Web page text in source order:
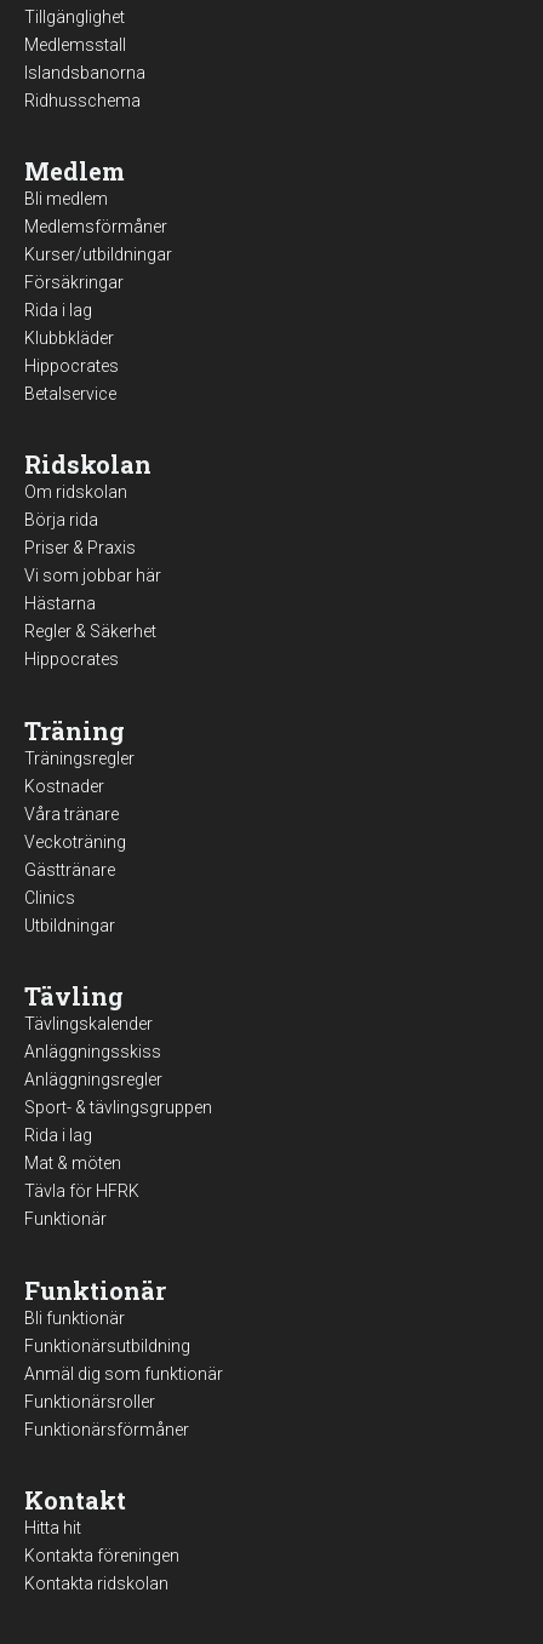
Tillgänglighet
Medlemsstall
Islandsbanorna
Ridhusschema
Medlem
Bli medlem
Medlemsförmåner
Kurser/utbildningar
Försäkringar
Rida i lag
Klubbkläder
Hippocrates
Betalservice
Ridskolan
Om ridskolan
Börja rida
Priser & Praxis
Vi som jobbar här
Hästarna
Regler & Säkerhet
Hippocrates
Träning
Träningsregler
Kostnader
Våra tränare
Veckoträning
Gästtränare
Clinics
Utbildningar
Tävling
Tävlingskalender
Anläggningsskiss
Anläggningsregler
Sport- & tävlingsgruppen
Rida i lag
Mat & möten
Tävla för HFRK
Funktionär
Funktionär
Bli funktionär
Funktionärsutbildning
Anmäl dig som funktionär
Funktionärsroller
Funktionärsförmåner
Kontakt
Hitta hit
Kontakta föreningen
Kontakta ridskolan